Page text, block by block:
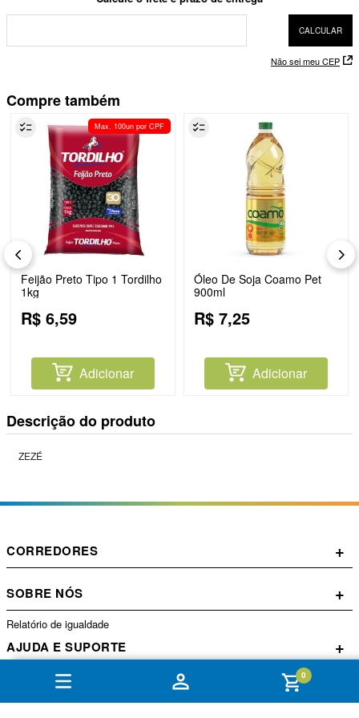
0
Não sei meu CEP
Compre também
Max. 100un por CPF
Feijão Preto Tipo 1 Tordilho
1kg
R$ 6,59
Adicionar
Óleo De Soja Coamo Pet
900ml
R$ 7,25
Adicionar
Descrição do produto
ZEZÉ
CORREDORES +
SOBRE NÓS +
Relatório de igualdade
AJUDA E SUPORTE +